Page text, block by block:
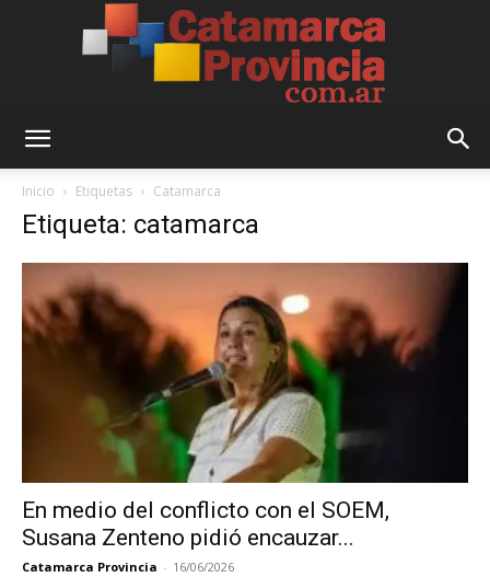
Inicio Etiquetas Catamarca
Etiqueta: catamarca
En medio del conflicto con el SOEM,
Susana Zenteno pidió encauzar...
Catamarca Provincia - 16/06/2026